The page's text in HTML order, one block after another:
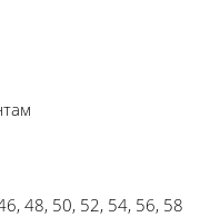
48, 50, 52, 54, 56, 58